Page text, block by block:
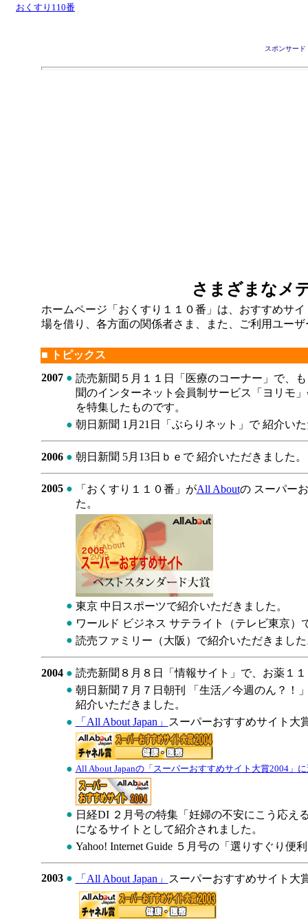
おくすり110番
スポンサード
さまざまなメ
ホームページ「おくすり１１０番」は、おすすめサ
場を借り、各方面の関係者さま、また、ご利用ユー
■ トピックス
2007 ● 読売新聞５月１１日「医療のコーナー」で、
聞のインターネット会員制サービス「ヨリモ
を特集したものです。
● 朝日新聞 1月21日「ぶらりネット」で 紹介い
2006 ● 朝日新聞 5月13日ｂｅで 紹介いただきました。
2005 ● 「おくすり１１０番」がAll Aboutの スーパー
た。
● 東京 中日スポーツで紹介いただきました。
● ワールド ビジネス サテライト（テレビ東京）
● 読売ファミリー（大阪）で紹介いただきまし
2004 ● 読売新聞８月８日「情報サイト」で、お薬１
● 朝日新聞７月７日朝刊 「生活／今週のん？！
紹介いただきました。
●
「All About Japan」 スーパーおすすめサイト大
● All About Japanの「スーパーおすすめサイト大賞2004」
● 日経DI ２月号の特集「妊婦の不安にこう応え
になるサイトとして紹介されました。
● Yahoo! Internet Guide ５月号の「選りすぐり便
2003 ● 「All About Japan」 スーパーおすすめサイト大